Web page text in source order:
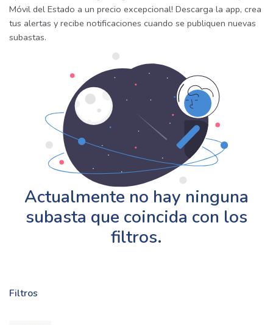
Filtros
Móvil del Estado a un precio excepcional! Descarga la app, crea
tus alertas y recibe notificaciones cuando se publiquen nuevas
subastas.
Actualmente no hay ninguna
subasta que coincida con los
filtros.